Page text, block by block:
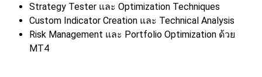
Strategy Tester และ Optimization Techniques
Custom Indicator Creation และ Technical Analysis
Risk Management และ Portfolio Optimization ด้วย
MT4